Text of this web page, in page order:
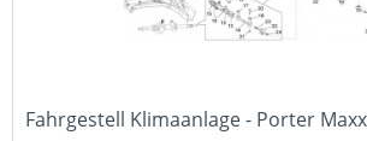
Fahrgestell Klimaanlage - Porter